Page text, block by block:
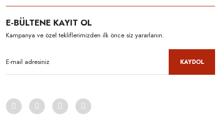
E-BÜLTENE KAYIT OL
Kampanya ve özel tekliflerimizden ilk önce siz yararlanın.
KAYDOL